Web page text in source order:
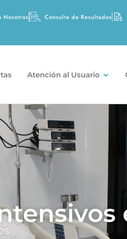
Nosotros Consulta de Resultados
Atención al Usuario